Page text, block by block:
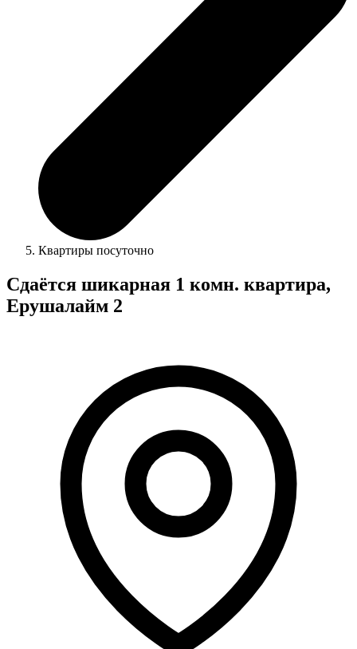
Квартиры посуточно
Сдаётся шикарная 1 комн. квартира,
Ерушалайм 2